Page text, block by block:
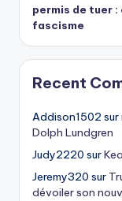
permis de tuer
fascisme
Recent
Addison1502 sur
Dolph Lundgren
Judy2220 sur
Jeremy320 sur
dévoiler son